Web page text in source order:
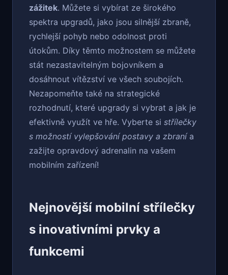
zážitek. Můžete si vybírat ze širokého
spektra upgradů, jako jsou silnější zbraně,
rychlejší pohyb nebo odolnost proti
útokům. Díky těmto možnostem se můžete
stát nezastavitelným bojovníkem a
dosáhnout vítězství ve všech soubojích.
Nezapomeňte také na strategické
rozhodnutí, které upgrady si vybrat a jak je
efektivně využít ve hře. Vyberte si střílečky
s možností vylepšování postavy a zbranía
zažijte opravdový adrenalin na vašem
mobilním zařízení!
Nejnovější mobilní střílečky
s inovativními prvky a
funkcemi